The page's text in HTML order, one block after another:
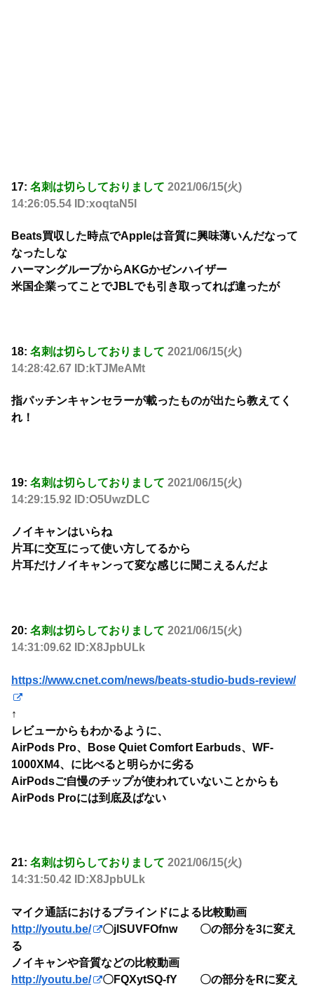
17: 名刺は切らしておりまして 2021/06/15(火)
14:26:05.54 ID:xoqtaN5I
Beats買収した時点でAppleは音質に興味薄いんだなって
なったしな
ハーマングループからAKGかゼンハイザー
米国企業ってことでJBLでも引き取ってれば違ったが
18: 名刺は切らしておりまして 2021/06/15(火)
14:28:42.67 ID:kTJMeAMt
指パッチンキャンセラーが載ったものが出たら教えてく
れ！
19: 名刺は切らしておりまして 2021/06/15(火)
14:29:15.92 ID:O5UwzDLC
ノイキャンはいらね
片耳に交互にって使い方してるから
片耳だけノイキャンって変な感じに聞こえるんだよ
20: 名刺は切らしておりまして 2021/06/15(火)
14:31:09.62 ID:X8JpbULk
https://www.cnet.com/news/beats-studio-buds-review/
↑
レビューからもわかるように、
AirPods Pro、Bose Quiet Comfort Earbuds、WF-
1000XM4、に比べると明らかに劣る
AirPodsご自慢のチップが使われていないことからも
AirPods Proには到底及ばない
21: 名刺は切らしておりまして 2021/06/15(火)
14:31:50.42 ID:X8JpbULk
マイク通話におけるブラインドによる比較動画
http://youtu.be/
〇jlSUVFOfnw 〇の部分を3に変え
る
ノイキャンや音質などの比較動画
http://youtu.be/
〇FQXytSQ-fY 〇の部分をRに変え